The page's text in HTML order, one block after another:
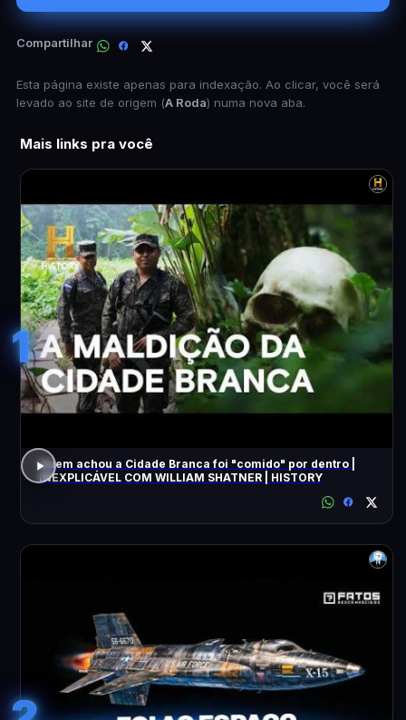
Compartilhar
Esta página existe apenas para indexação. Ao clicar, você será
levado ao site de origem (A Roda) numa nova aba.
Mais links pra você
1
Quem achou a Cidade Branca foi "comido" por dentro |
INEXPLICÁVEL COM WILLIAM SHATNER | HISTORY